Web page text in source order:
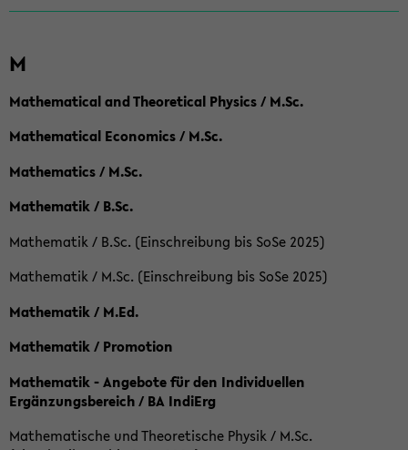
M
Mathematical and Theoretical Physics / M.Sc.
Mathematical Economics / M.Sc.
Mathematics / M.Sc.
Mathematik / B.Sc.
Mathematik / B.Sc. (Einschreibung bis SoSe 2025)
Mathematik / M.Sc. (Einschreibung bis SoSe 2025)
Mathematik / M.Ed.
Mathematik / Promotion
Mathematik - Angebote für den Individuellen
Ergänzungsbereich / BA IndiErg
Mathematische und Theoretische Physik / M.Sc.